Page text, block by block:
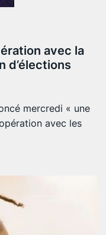
avec la
d’élections
mercredi « une
avec les